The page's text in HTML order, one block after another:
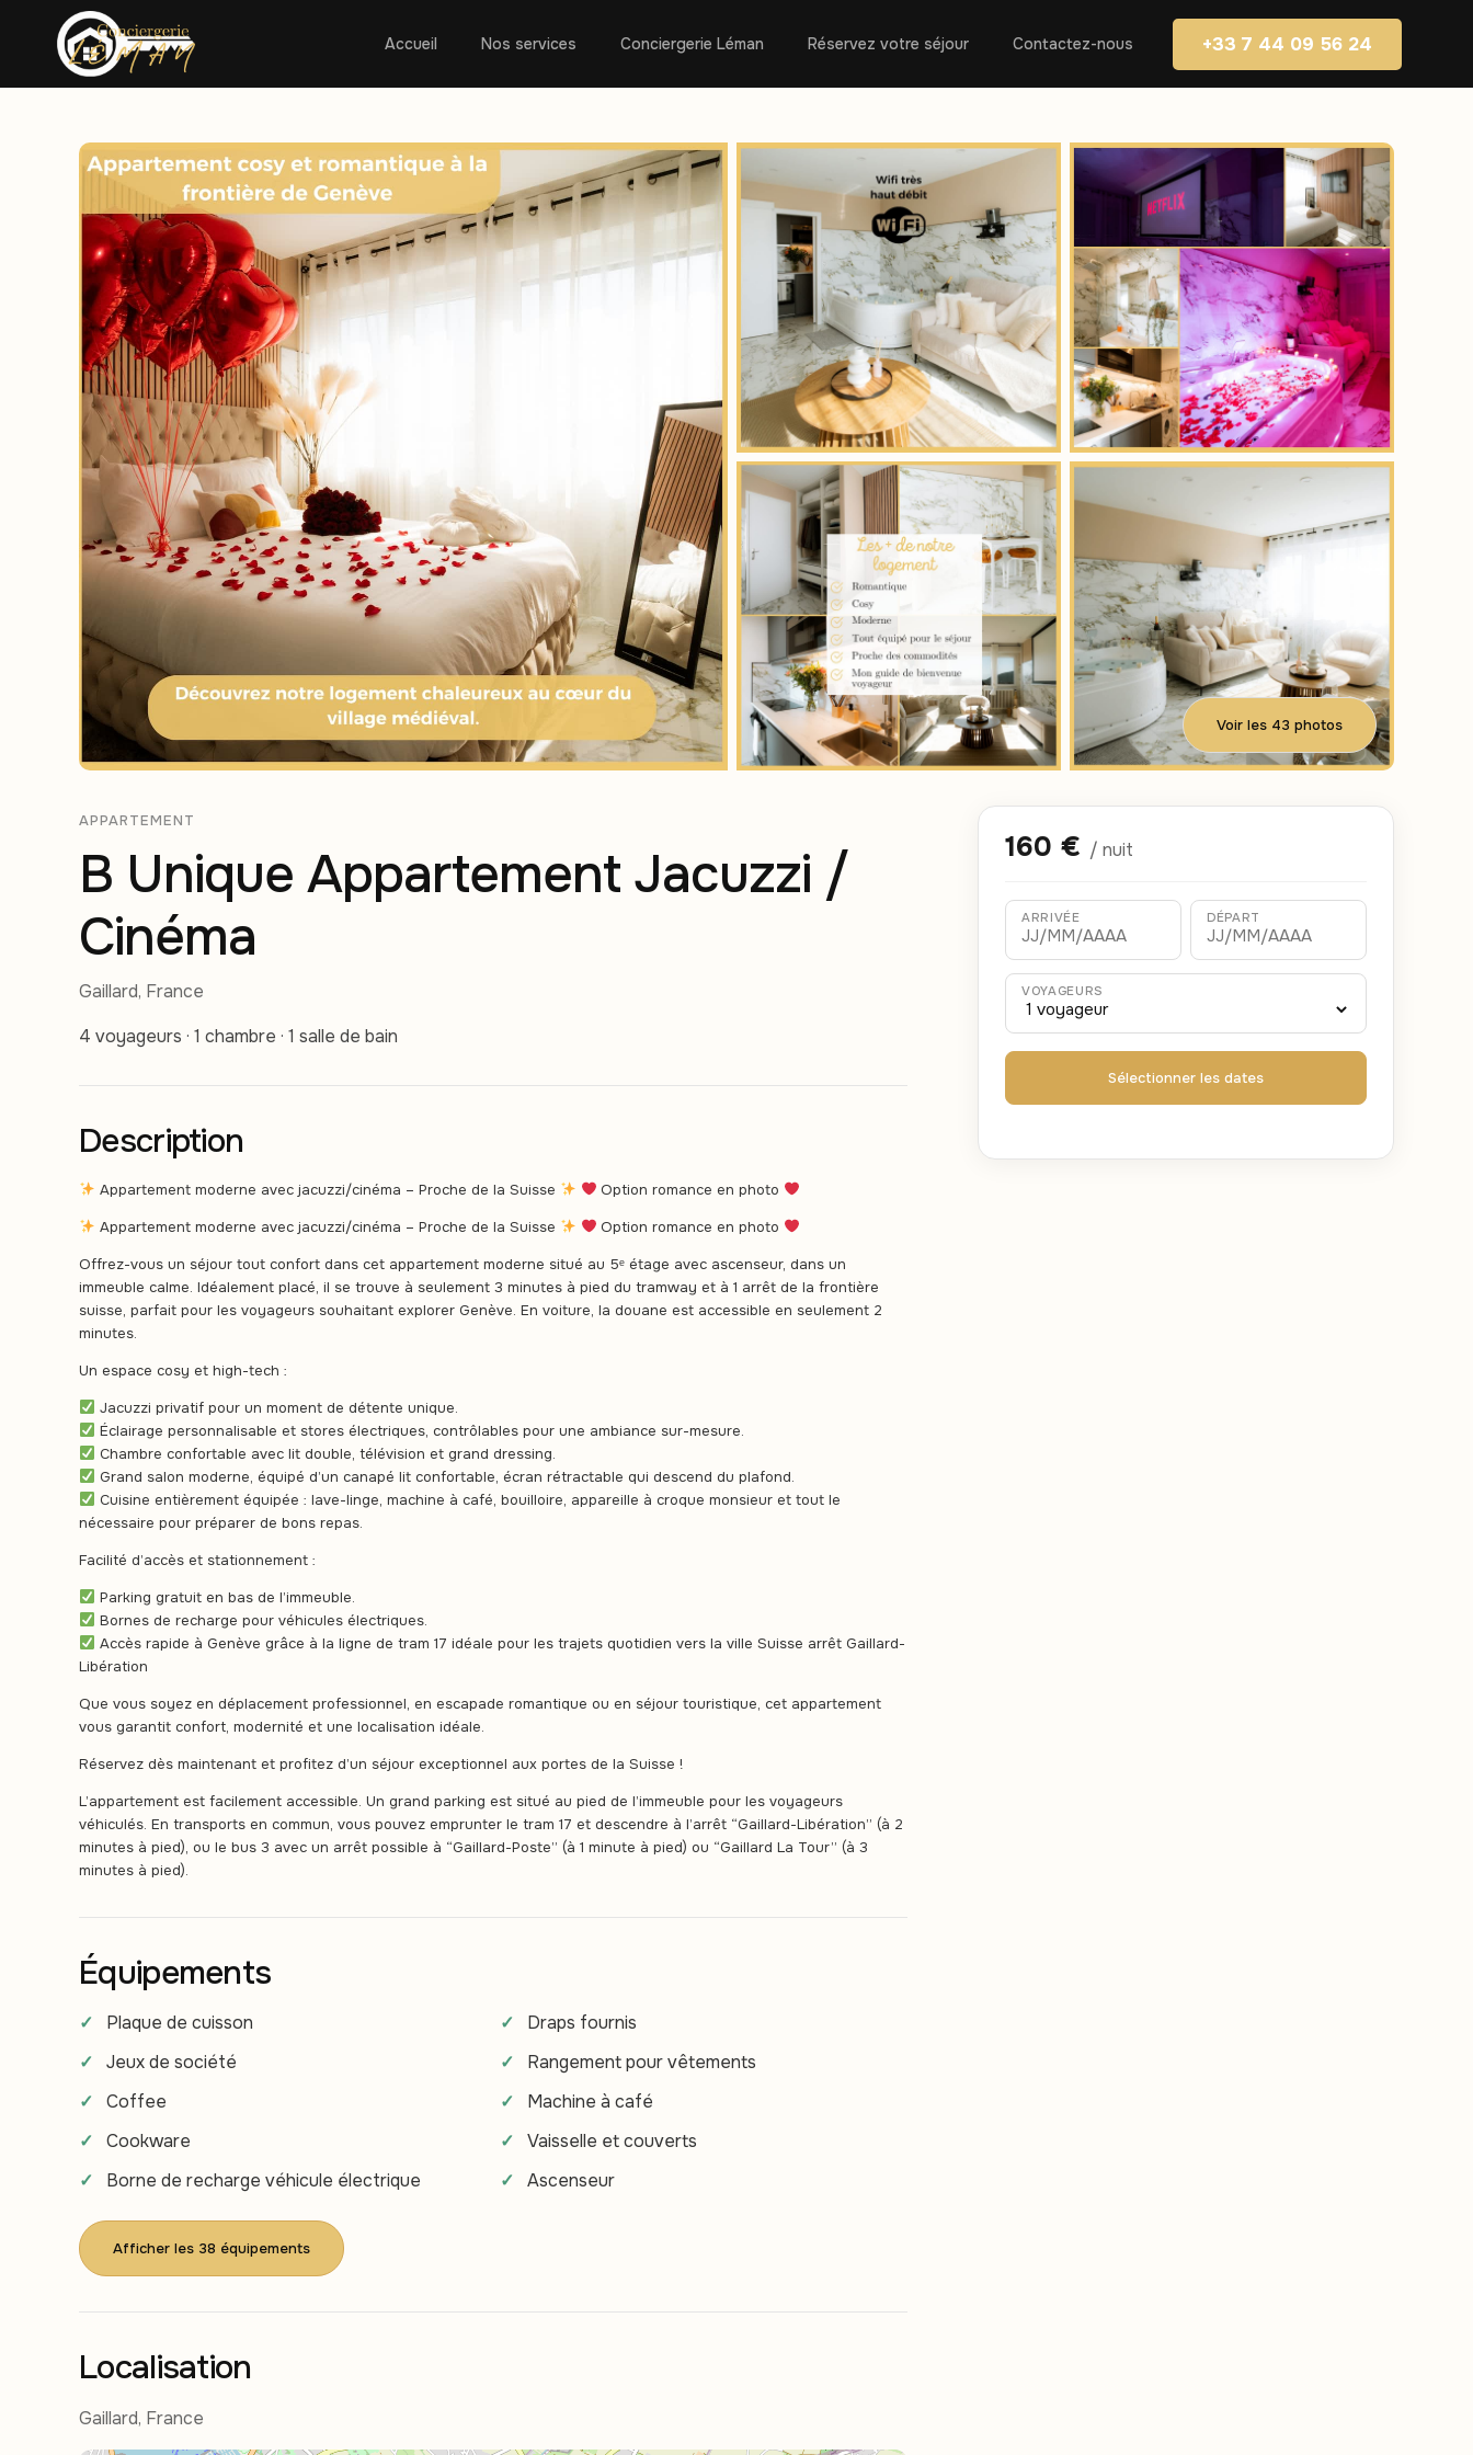
Accueil Nos services Conciergerie Léman Réservez votre séjour Contactez-nous +33 7 44 09 56 24
Voir les 43 photos
APPARTEMENT
B Unique Appartement Jacuzzi /
Cinéma
Gaillard, France
4 voyageurs · 1 chambre · 1 salle de bain
Description
Appartement moderne avec jacuzzi/cinéma – Proche de la Suisse
Option romance en photo
Appartement moderne avec jacuzzi/cinéma – Proche de la Suisse
Option romance en photo
Offrez-vous un séjour tout confort dans cet appartement moderne situé au 5ᵉ étage avec ascenseur, dans un
immeuble calme. Idéalement placé, il se trouve à seulement 3 minutes à pied du tramway et à 1 arrêt de la frontière
suisse, parfait pour les voyageurs souhaitant explorer Genève. En voiture, la douane est accessible en seulement 2
minutes.
Un espace cosy et high-tech :
Jacuzzi privatif pour un moment de détente unique.
Éclairage personnalisable et stores électriques, contrôlables pour une ambiance sur-mesure.
Chambre confortable avec lit double, télévision et grand dressing.
Grand salon moderne, équipé d’un canapé lit confortable, écran rétractable qui descend du plafond.
Cuisine entièrement équipée : lave-linge, machine à café, bouilloire, appareille à croque monsieur et tout le
nécessaire pour préparer de bons repas.
Facilité d’accès et stationnement :
Parking gratuit en bas de l’immeuble.
Bornes de recharge pour véhicules électriques.
Accès rapide à Genève grâce à la ligne de tram 17 idéale pour les trajets quotidien vers la ville Suisse arrêt Gaillard-
Libération
Que vous soyez en déplacement professionnel, en escapade romantique ou en séjour touristique, cet appartement
vous garantit confort, modernité et une localisation idéale.
Réservez dès maintenant et profitez d’un séjour exceptionnel aux portes de la Suisse !
L’appartement est facilement accessible. Un grand parking est situé au pied de l’immeuble pour les voyageurs
véhiculés. En transports en commun, vous pouvez emprunter le tram 17 et descendre à l’arrêt “Gaillard-Libération” (à 2
minutes à pied), ou le bus 3 avec un arrêt possible à “Gaillard-Poste” (à 1 minute à pied) ou “Gaillard La Tour” (à 3
minutes à pied).
Équipements
Plaque de cuisson
Draps fournis
Jeux de société
Rangement pour vêtements
Coffee
Machine à café
Cookware
Vaisselle et couverts
Borne de recharge véhicule électrique
Ascenseur
Afficher les 38 équipements
Localisation
Gaillard, France
160 € / nuit
ARRIVÉE DÉPART
VOYAGEURS
Sélectionner les dates